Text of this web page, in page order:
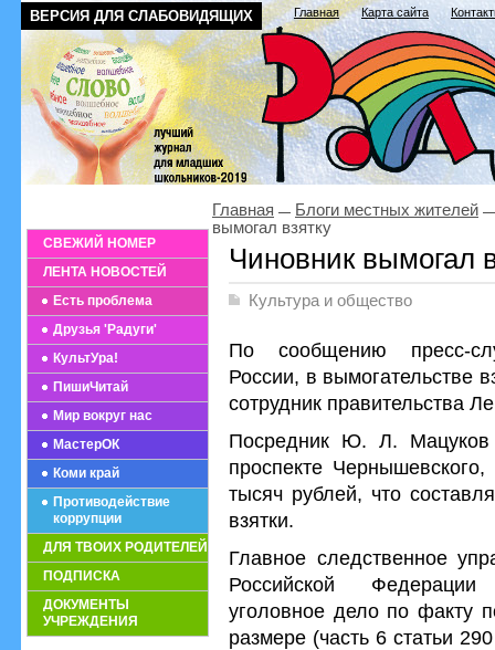
ВЕРСИЯ ДЛЯ СЛАБОВИДЯЩИХ Главная Карта сайта
СВЕЖИЙ НОМЕР
ЛЕНТА НОВОСТЕЙ
Есть проблема
Друзья 'Радуги'
КультУра!
ПишиЧитай
Мир вокруг нас
МастерОК
Коми край
Противодействие
коррупции
ДЛЯ ТВОИХ РОДИТЕЛЕЙ
ПОДПИСКА
ДОКУМЕНТЫ
УЧРЕЖДЕНИЯ
Главная
Блоги местных жителей
вымогал взятку
Чиновник вымогал
Культура и общество
По сообщению пресс-
России, в вымогательстве
сотрудник правительства
Посредник Ю. Л. Мацуков
проспекте
тысяч рублей, что
взятки.
Главное следственное
Российской Федерации
уголовное дело по факту
размере (часть 6 статьи